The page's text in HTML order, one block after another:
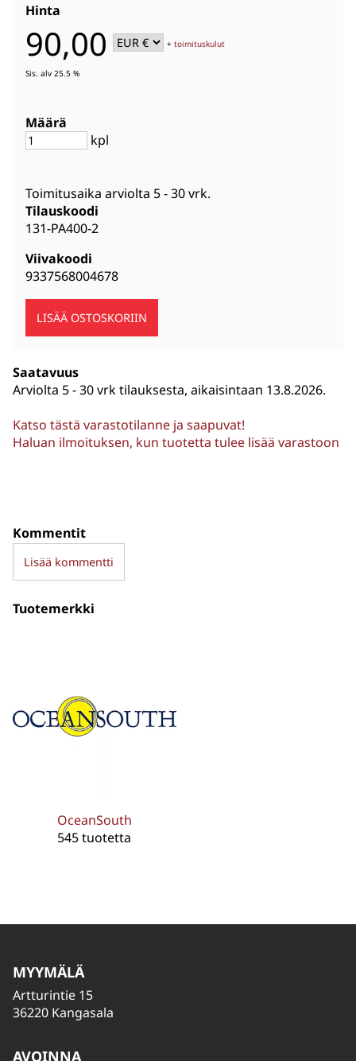
Hinta
90,00 +toimituskulut
Sis. alv 25.5 %
Määrä
kpl
Toimitusaika arviolta 5 - 30 vrk.
Tilauskoodi
131-PA400-2
Viivakoodi
9337568004678
Saatavuus
Arviolta 5 - 30 vrk tilauksesta, aikaisintaan 13.8.2026.
Katso tästä varastotilanne ja saapuvat!
Haluan ilmoituksen, kun tuotetta tulee lisää varastoon
Kommentit
Lisää kommentti
Tuotemerkki
OceanSouth
545 tuotetta
MYYMÄLÄ
Artturintie 15
36220 Kangasala
AVOINNA